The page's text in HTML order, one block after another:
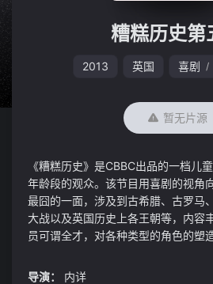
糟糕历史第
2013 英国 喜剧 /
暂无片源
《糟糕历史》是CBBC出品的一档儿
年龄段的观众。该节目用喜剧的视角
最囧的一面，涉及到古希腊、古罗马
大战以及英国历史上各王朝等，内容
员可谓全才，对各种类型的角色的塑
话形容，就是“外表荒诞无节操，内心
导演：
内详